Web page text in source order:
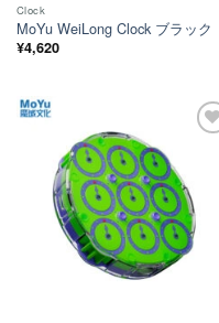
Clock
MoYu WeiLong Clock ブラック
¥4,620